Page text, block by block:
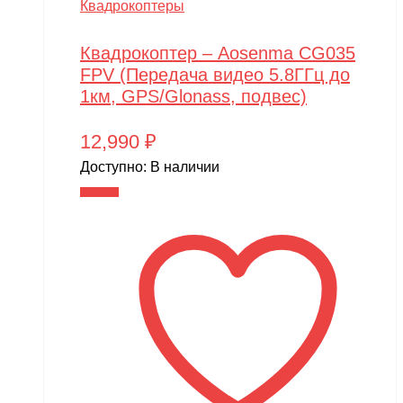
Квадрокоптеры
Квадрокоптер – Aosenma CG035
FPV (Передача видео 5.8ГГц до
1км, GPS/Glonass, подвес)
12,990 ₽
Доступно: В наличии